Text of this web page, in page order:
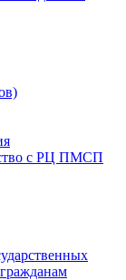
с РЦ ПМСП